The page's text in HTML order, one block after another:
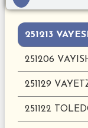
251213
251206
251129
251122